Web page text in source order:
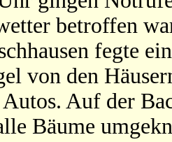
betroffen
fegte
von den
Auf der
Bäume